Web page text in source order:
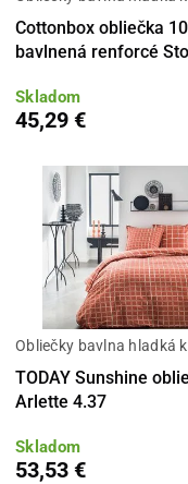
Cottonbox obliečka
bavlnená renforcé
Skladom
45,29 €
Obliečky bavlna hladká
TODAY Sunshine
Arlette 4.37
Skladom
53,53 €